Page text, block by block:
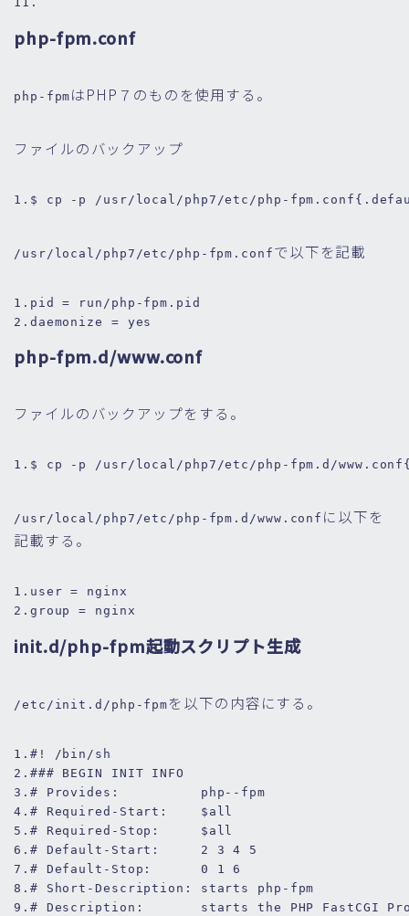
php-fpm.conf
php-fpm はPHP７のものを使用する。
ファイルのバックアップ
1. $ cp -p /usr/ local /php7/etc/php-fpm.conf{.
/usr/local/php7/etc/php-fpm.conf で以下を記載
1. pid =
run/php-fpm.pid
2. daemonize = yes
php-fpm.d/www.conf
ファイルのバックアップをする。
1. $ cp -p /usr/ local /php7/etc /php-fpm.d/
/usr/local/php7/etc/php-fpm.d/www.conf に以下を
記載する。
1. user
= nginx
2. group = nginx
init.d/php-fpm起動スクリプト生成
/etc/init.d/php-fpm を以下の内容にする。
1. #! /bin/sh
2. ### BEGIN INIT INFO
3. # Provides:          php--fpm
4. # Required-Start:    $all
5. # Required-Stop:     $all
6. # Default-Start:     2 3 4 5
7. # Default-Stop:      0 1 6
8. # Short-Description: starts php-fpm
9. # Description:       starts the PHP FastCGI